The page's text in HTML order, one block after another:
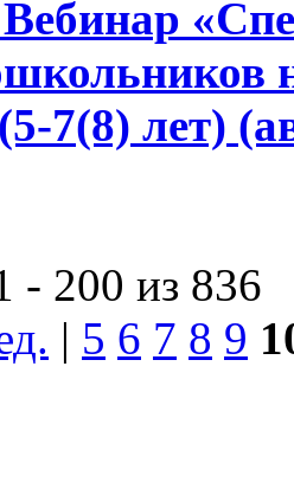
7(8) лет)
- 200 из 836
| 5 6 7 8 9